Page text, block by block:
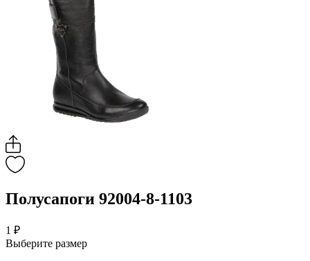
Полусапоги 92004-8-1103
1 ₽
Выберите размер